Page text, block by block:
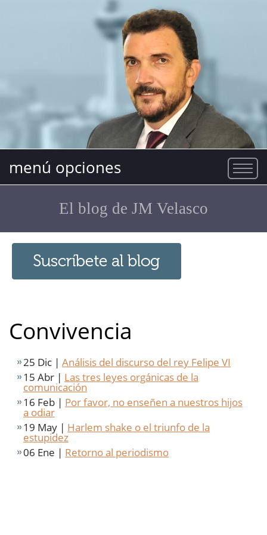
menú opciones
El blog de JM Velasco
Convivencia
25 Dic | Análisis del discurso del rey Felipe VI
15 Abr | Las tres leyes orgánicas de la
comunicación
16 Feb | Por favor, no enseñen a nuestros hijos
a odiar
19 May | Harlem shake o el triunfo de la
estupidez
06 Ene | Retorno al periodismo